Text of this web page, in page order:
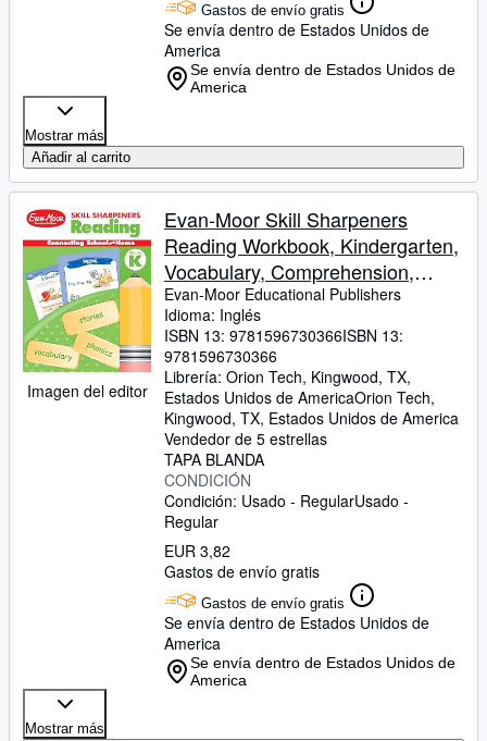
Gastos de envío gratis
Se envía dentro de Estados Unidos de
America
Se envía dentro de Estados Unidos de
America
Mostrar más
Añadir al carrito
Imagen del editor
Evan-Moor Skill Sharpeners
Reading Workbook, Kindergarten,
Vocabulary, Comprehension,
Phonics, Word Family,
Sequencing, Beginning Sounds,
Matching Words and Pictures, Cut
and Paste, Homeschool
Evan-Moor Educational Publishers
Idioma: Inglés
ISBN 13: 9781596730366ISBN 13:
9781596730366
Librería: Orion Tech, Kingwood, TX,
Estados Unidos de AmericaOrion Tech,
Kingwood, TX, Estados Unidos de America
Vendedor de 5 estrellas
TAPA BLANDA
CONDICIÓN
Condición: Usado - RegularUsado -
Regular
EUR 3,82
Gastos de envío gratis
Gastos de envío gratis
Se envía dentro de Estados Unidos de
America
Se envía dentro de Estados Unidos de
America
Mostrar más